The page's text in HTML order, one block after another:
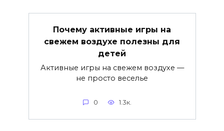
Почему активные игры на
свежем воздухе полезны для
детей
Активные игры на свежем воздухе —
не просто веселье
0 1.3к.